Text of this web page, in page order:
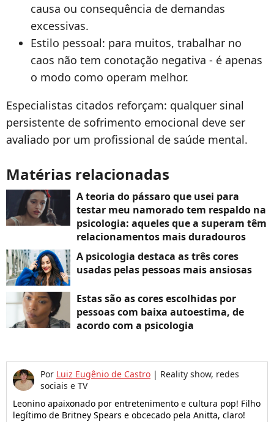
causa ou consequência de demandas
excessivas.
Estilo pessoal: para muitos, trabalhar no
caos não tem conotação negativa - é apenas
o modo como operam melhor.
Especialistas citados reforçam: qualquer sinal
persistente de sofrimento emocional deve ser
avaliado por um profissional de saúde mental.
Matérias relacionadas
A teoria do pássaro que usei para
testar meu namorado tem respaldo na
psicologia: aqueles que a superam têm
relacionamentos mais duradouros
A psicologia destaca as três cores
usadas pelas pessoas mais ansiosas
Estas são as cores escolhidas por
pessoas com baixa autoestima, de
acordo com a psicologia
Por Luiz Eugênio de Castro | Reality show, redes
sociais e TV
Leonino apaixonado por entretenimento e cultura pop! Filho
legítimo de Britney Spears e obcecado pela Anitta, claro!